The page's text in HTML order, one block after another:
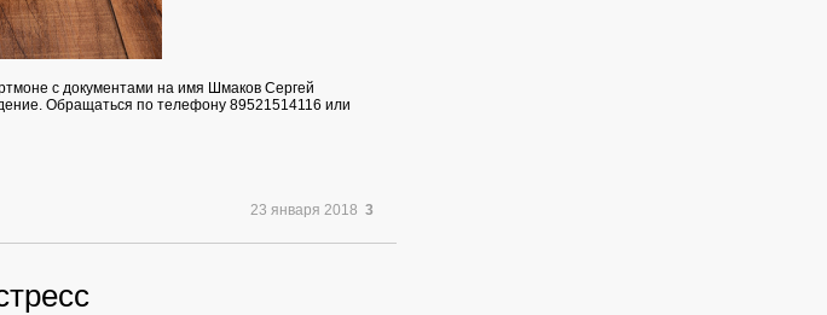
с документами на имя Шмаков Сергей
Обращаться по телефону 89521514116 или
23 января 2018 3